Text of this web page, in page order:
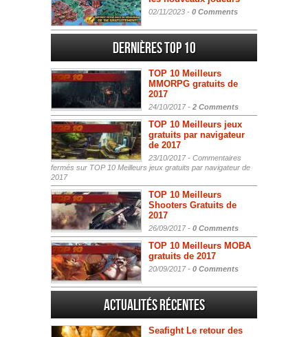
02/11/2023 - 0 Comments
Dernières Top 10
TOP 10 Meilleurs
MMORPG gratuits de
2017
24/10/2017 - 2 Comments
TOP 10 Meilleurs jeux
gratuits par navigateur
de 2017
23/10/2017 - Commentaires
fermés sur TOP 10 Meilleurs jeux gratuits par navigateur de
2017
TOP 10 Meilleurs
Shooters Gratuits de
2017
26/09/2017 - 0 Comments
TOP 10 Meilleurs MOBA
gratuits de 2017
20/09/2017 - 0 Comments
Actualités Récentes
Seafight Le retour des